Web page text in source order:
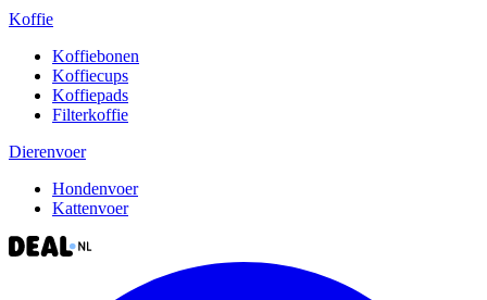
Koffie
Koffiebonen
Koffiecups
Koffiepads
Filterkoffie
Dierenvoer
Hondenvoer
Kattenvoer